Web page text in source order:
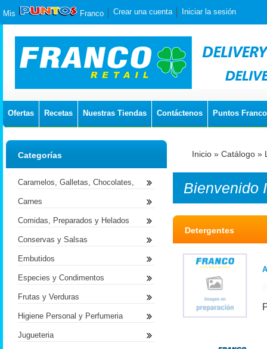
Mis Franco Crear una cuenta Iniciar la sesión
Ofertas Recetas Nuestras Tiendas Contáctenos Puntos Franco
Inicio » Catálogo »
Bienvenido
Detergentes
Categorías
Caramelos, Galletas, Chocolates,
Carnes
Comidas, Preparados y Helados
Conservas y Salsas
Embutidos
Especies y Condimentos
Frutas y Verduras
Higiene Personal y Perfumeria
Jugueteria